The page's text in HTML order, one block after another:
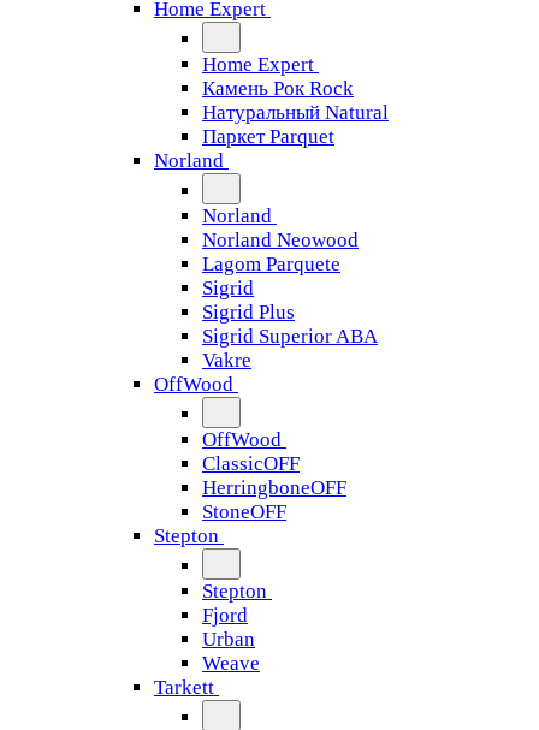
Home Expert
Home Expert
Камень Рок Rock
Натуральный Natural
Паркет Parquet
Norland
Norland
Norland Neowood
Lagom Parquete
Sigrid
Sigrid Plus
Sigrid Superior ABA
Vakre
OffWood
OffWood
ClassicOFF
HerringboneOFF
StoneOFF
Stepton
Stepton
Fjord
Urban
Weave
Tarkett